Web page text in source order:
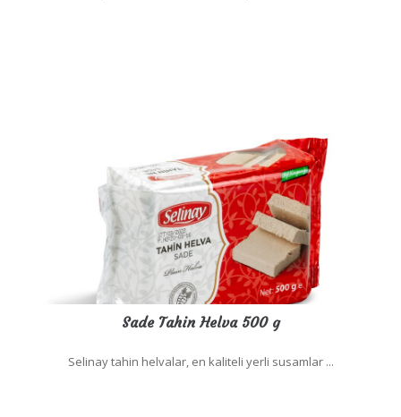
Sade Tahin Helva 500 g
Selinay tahin helvalar, en kaliteli yerli susamlar ...